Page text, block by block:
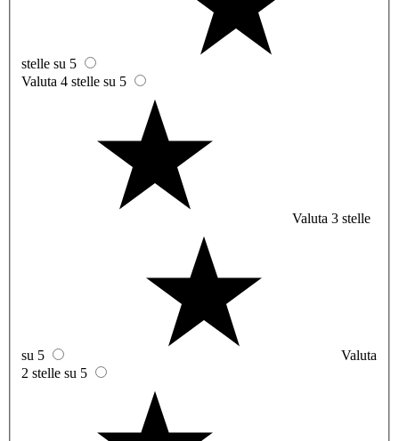
stelle su 5
Valuta 4 stelle su 5
Valuta 3 stelle
su 5
Valuta
2 stelle su 5